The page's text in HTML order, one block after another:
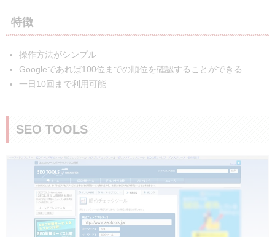
特徴
操作方法がシンプル
Googleであれば100位までの順位を確認することができる
一日10回まで利用可能
SEO TOOLS